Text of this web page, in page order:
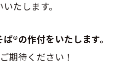
たします。
®の作付をいたします。
期待ください！